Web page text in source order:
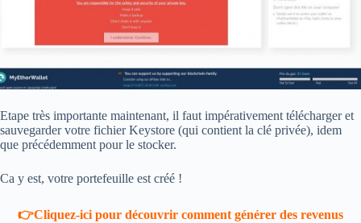
Etape très importante maintenant, il faut impérativement télécharger et
sauvegarder votre fichier Keystore (qui contient la clé privée), idem
que précédemment pour le stocker.
Ca y est, votre portefeuille est créé !
👉Cliquez-ici pour découvrir comment générer des revenus